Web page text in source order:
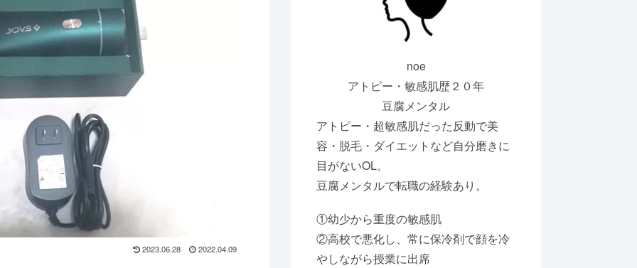
2023.06.28 2022.04.09
noe
アトピー・敏感肌歴２０年
豆腐メンタル
アトピー・超敏感肌だった反動で美
容・脱毛・ダイエットなど自分磨きに
目がないOL。
豆腐メンタルで転職の経験あり。
①幼少から重度の敏感肌
②高校で悪化し、常に保冷剤で顔を冷
やしながら授業に出席